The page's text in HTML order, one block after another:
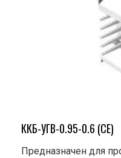
ККБ-УГВ-0.95-0.6 (СЕ)
Предназначен для